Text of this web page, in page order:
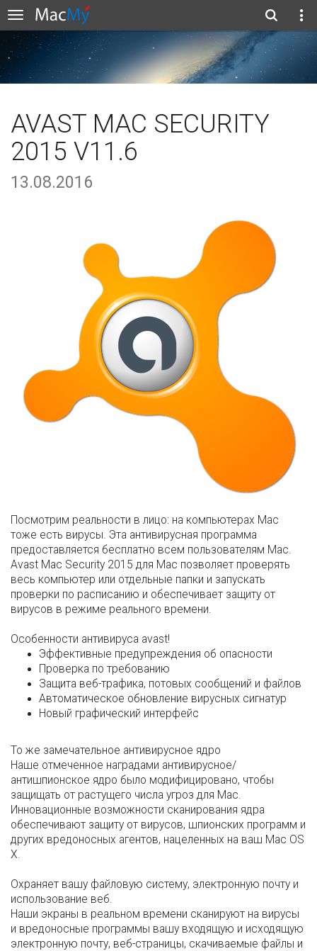
AVAST MAC SECURITY
2015 V11.6
13.08.2016
Посмотрим реальности в лицо: на компьютерах Mac
тоже есть вирусы. Эта антивирусная программа
предоставляется бесплатно всем пользователям Mac.
Avast Mac Security 2015 для Mac позволяет проверять
весь компьютер или отдельные папки и запускать
проверки по расписанию и обеспечивает защиту от
вирусов в режиме реального времени.
Особенности антивируса avast!
Эффективные предупреждения об опасности
Проверка по требованию
Защита веб-трафика, потовых сообщений и файлов
Автоматическое обновление вирусных сигнатур
Новый графический интерфейс
То же замечательное антивирусное ядро
Наше отмеченное наградами антивирусное/
антишпионское ядро было модифицировано, чтобы
защищать от растущего числа угроз для Mac.
Инновационные возможности сканирования ядра
обеспечивают защиту от вирусов, шпионских программ и
других вредоносных агентов, нацеленных на ваш Mac OS
X.
Охраняет вашу файловую систему, электронную почту и
использование веб.
Наши экраны в реальном времени сканируют на вирусы
и вредоносные программы вашу входящую и исходящую
электронную почту, веб-страницы, скачиваемые файлы и